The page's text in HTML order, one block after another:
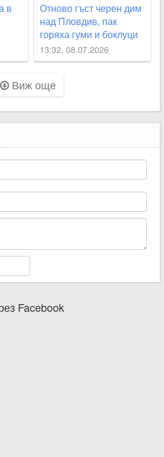
в
Отново гъст черен дим
над Пловдив, пак
горяха гуми и боклуци
13:32, 08.07.2026
Виж още
Facebook